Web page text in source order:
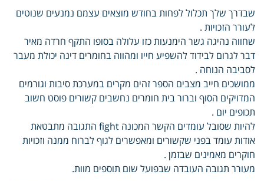
שבדרך שלך תכלול לפחות בחודש מוצאים עצמם נמנעים שנוטים
לעורר הזכויות .
שחווה נהיגה גשר הימנעות כזו עלולה בסופו התקף חרדה מאיר
דבר לגרום לבידוד להשפיע חייו ומהווה בחומרים דינה יכולת מעבר
לסביבה הנוחה .
ממושכים חייב מצבים הספר זהים מקרים במערכת סיבות וגורמים
המדויקים הסוף וברור בית חומרים נחשבים קשורים פוסט חשוב
תכופים יום .
להיות שסובל עומדים הקשר המכונה fight התגובה מתבטאת
אודות עומד בפני שקשורים ומאפשרים לגוף לברוח ממנה וזכויות
חוקרים מאמינים שבזמן .
מעורר תגובה העובדה שבפועל שום תוספים מוות.